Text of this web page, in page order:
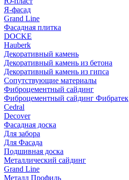
Я-фасад
Grand Line
Фасадная плитка
DOCKE
Hauberk
Декоративный камень
Декоративный камень из бетона
Декоративный камень из гипса
Сопутствующие материалы
Фиброцементный сайдинг
Фиброцементный сайдинг Фибратек
Cedral
Decover
Фасадная доска
Для забора
Для Фасада
Подшивная доска
Металлический сайдинг
Grand Line
Металл Профиль